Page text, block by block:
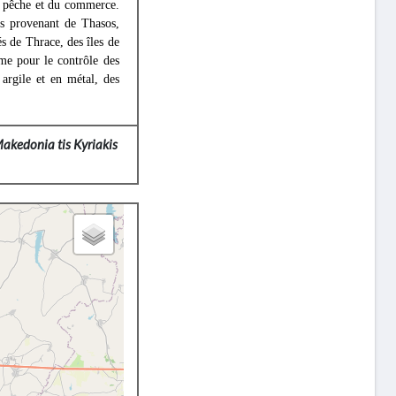
et du commerce.
provenant de Thasos,
de Thrace, des îles de
pour le contrôle des
argile et en métal, des
tis Kyriakis